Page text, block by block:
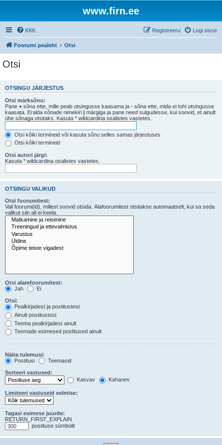
www.firn.ee
KKK Logi sisse
Registreeru
Foorumi pealeht Otsi
Otsi
OTSINGU JÄRJESTUS
Otsi märksõnu:
Pane + sõna ette, mille peab otsingusse kaasama ja - sõna ette, mida ei tohi otsingusse
kaasata. Eralda sõnade nimekiri | märgiga ja pane need sulgudesse, kui soovid, et ainult
ühe sõnaga otsitaks. Kasuta * wildcardina osalistes vastetes.
Otsi kõiki termineid või kasuta sõnu selles samas järjestuses
Otsi kõiki termineid
Otsi autori järgi:
Kasuta * wildcardina osalistes vastetes.
OTSINGU VALIKUD
Otsi foorumitest:
Vali foorumi(id), millest soovid otsida. Alafoorumitest otsitakse automaatselt, kui sa seda
valikut siin all ei keela.
Otsi alamfoorumitest:
Jah
Ei
Otsi:
Pealkirjadest ja postitustest
Ainult postitustest
Teema pealkirjadest ainult
Teemade esimesed postitused ainult
Näita tulemusi:
Postitusi
Teemasid
Sorteeri vastused:
Kasvav
Kahanev
Limiteeri vastuseid eelmise:
Tagasi esimese juurde:
RETURN_FIRST_EXPLAIN
postituse sümbolit